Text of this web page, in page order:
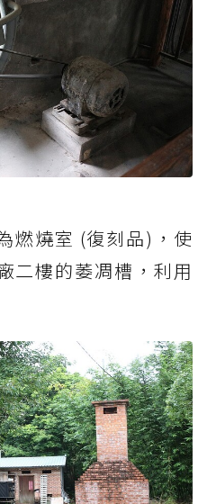
燃燒室 (復刻品)，使
二樓的萎凋槽，利用